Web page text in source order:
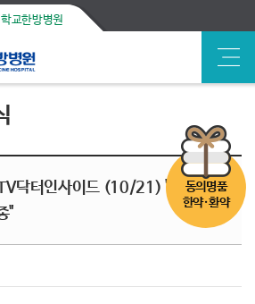
교한방병원
동의명품
한약·환약
닥터인사이드 (10/21) "내 몸에
"